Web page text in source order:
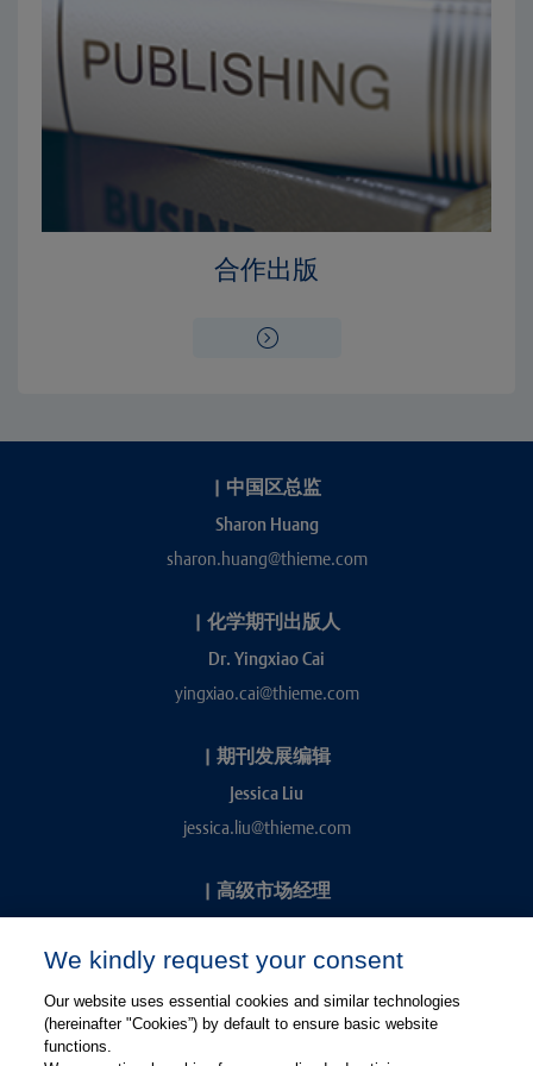
合作出版
| 中国区总监
Sharon Huang
sharon.huang@thieme.com
| 化学期刊出版人
Dr. Yingxiao Cai
yingxiao.cai@thieme.com
| 期刊发展编辑
Jessica Liu
jessica.liu@thieme.com
| 高级市场经理
kevin.chang@thieme.com
We kindly request your consent
Our website uses essential cookies and similar technologies
(hereinafter "Cookies”) by default to ensure basic website
functions.